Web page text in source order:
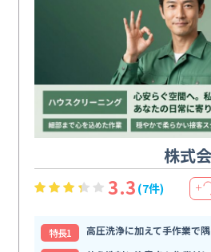
株式
3.3 (7件) ＋
特⻑1
高圧洗浄に加えて手作業で